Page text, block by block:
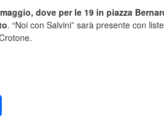
dove per le 19 in piazza
. “Noi con Salvini” sarà presente con